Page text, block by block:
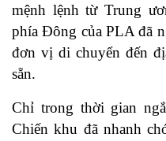
mệnh lệnh từ Trung
phía Đông của PLA đã
đơn vị di chuyển đến
sẵn.
Chỉ trong thời gian
Chiến khu đã nhanh